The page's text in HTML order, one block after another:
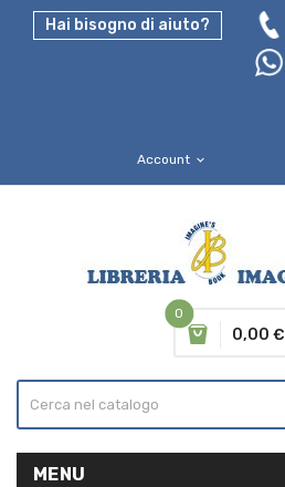
Hai bisogno di aiuto?
Account expand_more
0
0,00 €
MENU